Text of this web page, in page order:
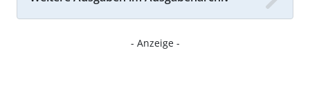
- Anzeige -